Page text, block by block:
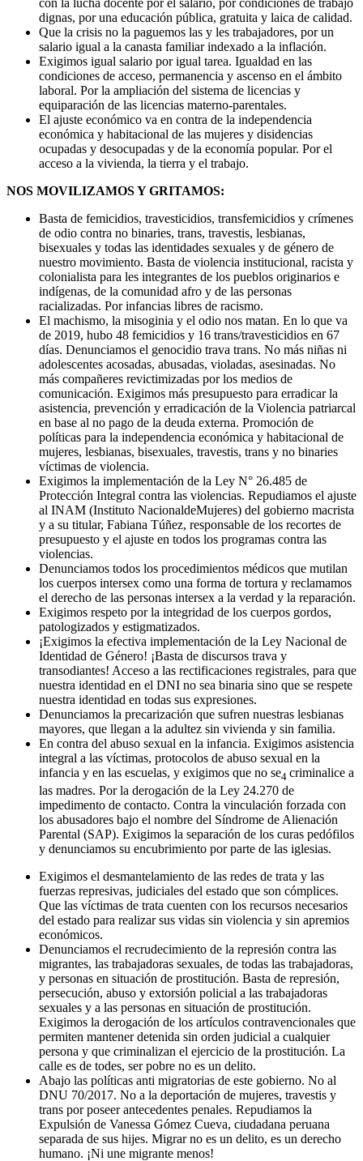
con la lucha docente por el salario, por condiciones de trabajo
dignas, por una educación pública, gratuita y laica de calidad.
Que la crisis no la paguemos las y les trabajadores, por un
salario igual a la canasta familiar indexado a la inflación.
Exigimos igual salario por igual tarea. Igualdad en las
condiciones de acceso, permanencia y ascenso en el ámbito
laboral. Por la ampliación del sistema de licencias y
equiparación de las licencias materno-parentales.
El ajuste económico va en contra de la independencia
económica y habitacional de las mujeres y disidencias
ocupadas y desocupadas y de la economía popular. Por el
acceso a la vivienda, la tierra y el trabajo.
NOS MOVILIZAMOS Y GRITAMOS:
Basta de femicidios, travesticidios, transfemicidios y crímenes
de odio contra no binaries, trans, travestis, lesbianas,
bisexuales y todas las identidades sexuales y de género de
nuestro movimiento. Basta de violencia institucional, racista y
colonialista para les integrantes de los pueblos originarios e
indígenas, de la comunidad afro y de las personas
racializadas. Por infancias libres de racismo.
El machismo, la misoginia y el odio nos matan. En lo que va
de 2019, hubo 48 femicidios y 16 trans/travesticidios en 67
días. Denunciamos el genocidio trava trans. No más niñas ni
adolescentes acosadas, abusadas, violadas, asesinadas. No
más compañeres revictimizadas por los medios de
comunicación. Exigimos más presupuesto para erradicar la
asistencia, prevención y erradicación de la Violencia patriarcal
en base al no pago de la deuda externa. Promoción de
políticas para la independencia económica y habitacional de
mujeres, lesbianas, bisexuales, travestis, trans y no binaries
víctimas de violencia.
Exigimos la implementación de la Ley N° 26.485 de
Protección Integral contra las violencias. Repudiamos el ajuste
al INAM (Instituto NacionaldeMujeres) del gobierno macrista
y a su titular, Fabiana Túñez, responsable de los recortes de
presupuesto y el ajuste en todos los programas contra las
violencias.
Denunciamos todos los procedimientos médicos que mutilan
los cuerpos intersex como una forma de tortura y reclamamos
el derecho de las personas intersex a la verdad y la reparación.
Exigimos respeto por la integridad de los cuerpos gordos,
patologizados y estigmatizados.
¡Exigimos la efectiva implementación de la Ley Nacional de
Identidad de Género! ¡Basta de discursos trava y
transodiantes! Acceso a las rectificaciones registrales, para que
nuestra identidad en el DNI no sea binaria sino que se respete
nuestra identidad en todas sus expresiones.
Denunciamos la precarización que sufren nuestras lesbianas
mayores, que llegan a la adultez sin vivienda y sin familia.
En contra del abuso sexual en la infancia. Exigimos asistencia
integral a las víctimas, protocolos de abuso sexual en la
infancia y en las escuelas, y exigimos que no se4 criminalice a
las madres. Por la derogación de la Ley 24.270 de
impedimento de contacto. Contra la vinculación forzada con
los abusadores bajo el nombre del Síndrome de Alienación
Parental (SAP). Exigimos la separación de los curas pedófilos
y denunciamos su encubrimiento por parte de las iglesias.
Exigimos el desmantelamiento de las redes de trata y las
fuerzas represivas, judiciales del estado que son cómplices.
Que las víctimas de trata cuenten con los recursos necesarios
del estado para realizar sus vidas sin violencia y sin apremios
económicos.
Denunciamos el recrudecimiento de la represión contra las
migrantes, las trabajadoras sexuales, de todas las trabajadoras,
y personas en situación de prostitución. Basta de represión,
persecución, abuso y extorsión policial a las trabajadoras
sexuales y a las personas en situación de prostitución.
Exigimos la derogación de los artículos contravencionales que
permiten mantener detenida sin orden judicial a cualquier
persona y que criminalizan el ejercicio de la prostitución. La
calle es de todes, ser pobre no es un delito.
Abajo las políticas anti migratorias de este gobierno. No al
DNU 70/2017. No a la deportación de mujeres, travestis y
trans por poseer antecedentes penales. Repudiamos la
Expulsión de Vanessa Gómez Cueva, ciudadana peruana
separada de sus hijes. Migrar no es un delito, es un derecho
humano. ¡Ni une migrante menos!